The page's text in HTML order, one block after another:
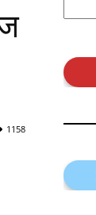
1158